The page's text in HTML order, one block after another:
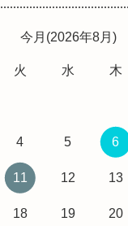
今月(2026年8月)
火 水 木
4 5 6
11 12 13
18 19 20